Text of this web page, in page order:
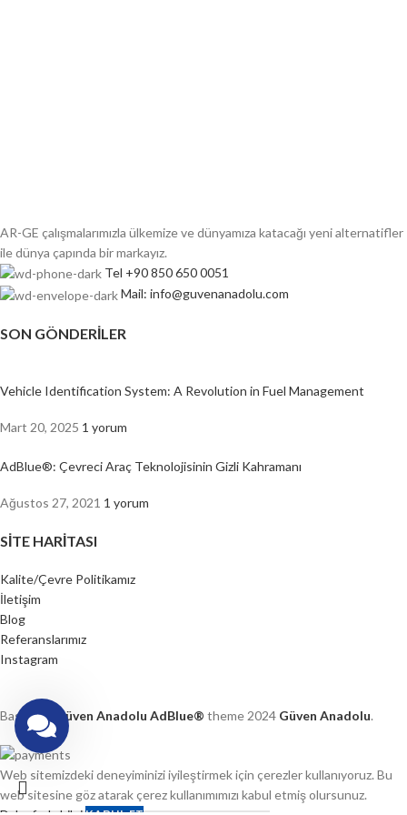
AR-GE çalışmalarımızla ülkemize ve dünyamıza katacağı yeni alternatifler
ile dünya çapında bir markayız.
Tel +90 850 650 0051
Mail: info@guvenanadolu.com
SON GÖNDERILER
Vehicle Identification System: A Revolution in Fuel Management
Mart 20, 2025 1 yorum
AdBlue®: Çevreci Araç Teknolojisinin Gizli Kahramanı
Ağustos 27, 2021 1 yorum
SITE HARITASI
Kalite/Çevre Politikamız
İletişim
Blog
Referanslarımız
Instagram
Based on Güven Anadolu AdBlue® theme 2024 Güven Anadolu.
Web sitemizdeki deneyiminizi iyileştirmek için çerezler kullanıyoruz. Bu
web sitesine göz atarak çerez kullanımımızı kabul etmiş olursunuz.